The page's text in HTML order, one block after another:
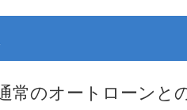
常のオートローンと